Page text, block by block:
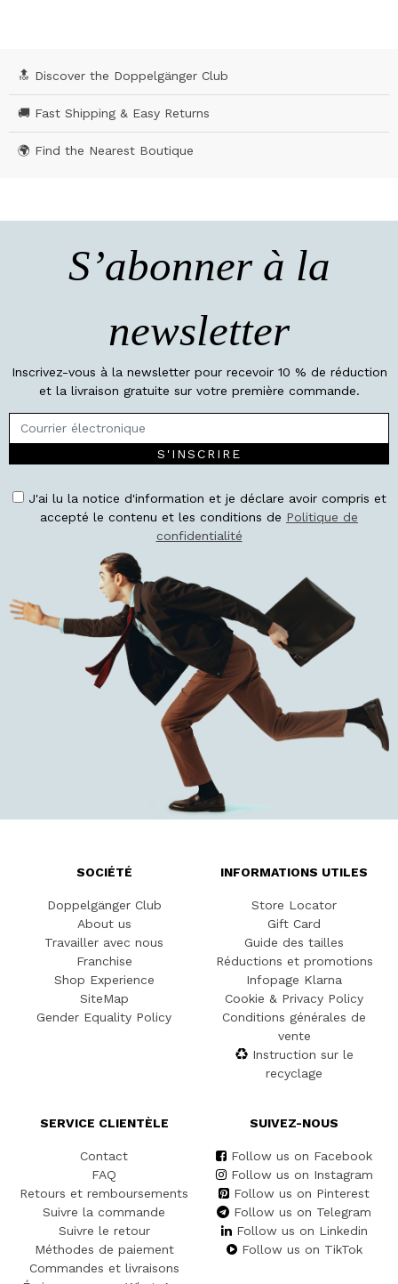
🔝 Discover the Doppelgänger Club
🚚 Fast Shipping & Easy Returns
🌍 Find the Nearest Boutique
S’abonner à la
newsletter
Inscrivez-vous à la newsletter pour recevoir 10 % de réduction
et la livraison gratuite sur votre première commande.
S'INSCRIRE
J'ai lu la notice d'information et je déclare avoir compris et
accepté le contenu et les conditions de Politique de
confidentialité
SOCIÉTÉ
Doppelgänger Club
About us
Travailler avec nous
Franchise
Shop Experience
SiteMap
Gender Equality Policy
INFORMATIONS UTILES
Store Locator
Gift Card
Guide des tailles
Réductions et promotions
Infopage Klarna
Cookie & Privacy Policy
Conditions générales de
vente
Instruction sur le
recyclage
SERVICE CLIENTÈLE
Contact
FAQ
Retours et remboursements
Suivre la commande
Suivre le retour
Méthodes de paiement
Commandes et livraisons
SUIVEZ-NOUS
Follow us on Facebook
Follow us on Instagram
Follow us on Pinterest
Follow us on Telegram
Follow us on Linkedin
Follow us on TikTok